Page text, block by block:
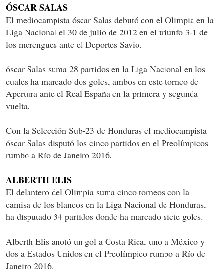
ÓSCAR SALAS
El mediocampista óscar Salas debutó con el Olimpia en la
Liga Nacional el 30 de julio de 2012 en el triunfo 3-1 de
los merengues ante el Deportes Savio.
óscar Salas suma 28 partidos en la Liga Nacional en los
cuales ha marcado dos goles, ambos en este torneo de
Apertura ante el Real España en la primera y segunda
vuelta.
Con la Selección Sub-23 de Honduras el mediocampista
óscar Salas disputó los cinco partidos en el Preolímpicos
rumbo a Río de Janeiro 2016.
ALBERTH ELIS
El delantero del Olimpia suma cinco torneos con la
camisa de los blancos en la Liga Nacional de Honduras,
ha disputado 34 partidos donde ha marcado siete goles.
Alberth Elis anotó un gol a Costa Rica, uno a México y
dos a Estados Unidos en el Preolímpico rumbo a Río de
Janeiro 2016.